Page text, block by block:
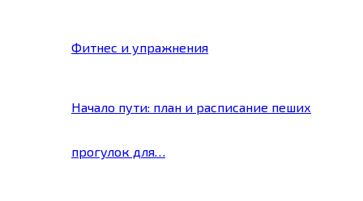
Фитнес и упражнения
Начало пути: план и расписание пеших
прогулок для…